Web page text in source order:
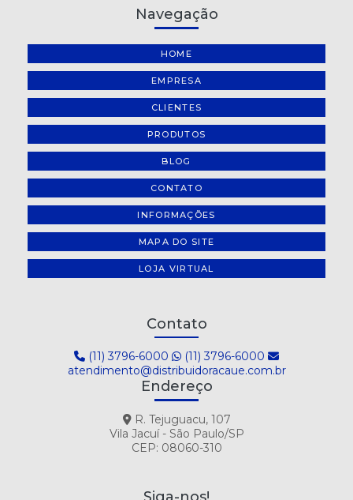
Navegação
HOME
EMPRESA
CLIENTES
PRODUTOS
BLOG
CONTATO
INFORMAÇÕES
MAPA DO SITE
LOJA VIRTUAL
Contato
(11) 3796-6000
(11) 3796-6000
atendimento@distribuidoracaue.com.br
Endereço
R. Tejuguacu, 107
Vila Jacuí - São Paulo/SP
CEP: 08060-310